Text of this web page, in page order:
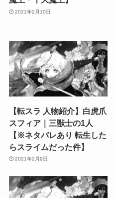
2021年2月10日
【転スラ 人物紹介】白虎爪
スフィア｜三獣士の1人
【※ネタバレあり 転生した
らスライムだった件】
2021年2月9日